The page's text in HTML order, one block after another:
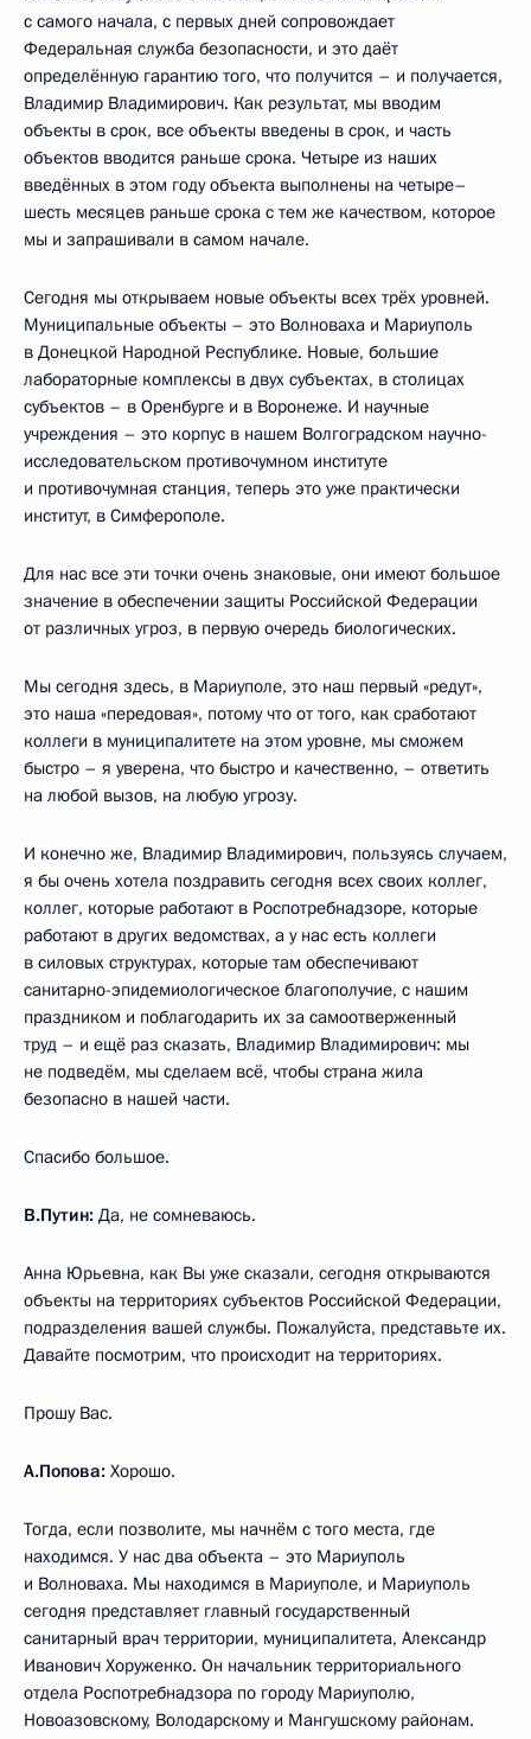
с самого начала, с первых дней сопровождает
Федеральная служба безопасности, и это даёт
определённую гарантию того, что получится – и получается,
Владимир Владимирович. Как результат, мы вводим
объекты в срок, все объекты введены в срок, и часть
объектов вводится раньше срока. Четыре из наших
введённых в этом году объекта выполнены на четыре–
шесть месяцев раньше срока с тем же качеством, которое
мы и запрашивали в самом начале.
Сегодня мы открываем новые объекты всех трёх уровней.
Муниципальные объекты – это Волноваха и Мариуполь
в Донецкой Народной Республике. Новые, большие
лабораторные комплексы в двух субъектах, в столицах
субъектов – в Оренбурге и в Воронеже. И научные
учреждения – это корпус в нашем Волгоградском научно-
исследовательском противочумном институте
и противочумная станция, теперь это уже практически
институт, в Симферополе.
Для нас все эти точки очень знаковые, они имеют большое
значение в обеспечении защиты Российской Федерации
от различных угроз, в первую очередь биологических.
Мы сегодня здесь, в Мариуполе, это наш первый «редут»,
это наша «передовая», потому что от того, как сработают
коллеги в муниципалитете на этом уровне, мы сможем
быстро – я уверена, что быстро и качественно, – ответить
на любой вызов, на любую угрозу.
И конечно же, Владимир Владимирович, пользуясь случаем,
я бы очень хотела поздравить сегодня всех своих коллег,
коллег, которые работают в Роспотребнадзоре, которые
работают в других ведомствах, а у нас есть коллеги
в силовых структурах, которые там обеспечивают
санитарно-эпидемиологическое благополучие, с нашим
праздником и поблагодарить их за самоотверженный
труд – и ещё раз сказать, Владимир Владимирович: мы
не подведём, мы сделаем всё, чтобы страна жила
безопасно в нашей части.
Спасибо большое.
В.Путин: Да, не сомневаюсь.
Анна Юрьевна, как Вы уже сказали, сегодня открываются
объекты на территориях субъектов Российской Федерации,
подразделения вашей службы. Пожалуйста, представьте их.
Давайте посмотрим, что происходит на территориях.
Прошу Вас.
А.Попова: Хорошо.
Тогда, если позволите, мы начнём с того места, где
находимся. У нас два объекта – это Мариуполь
и Волноваха. Мы находимся в Мариуполе, и Мариуполь
сегодня представляет главный государственный
санитарный врач территории, муниципалитета, Александр
Иванович Хоруженко. Он начальник территориального
отдела Роспотребнадзора по городу Мариуполю,
Новоазовскому, Володарскому и Мангушскому районам.